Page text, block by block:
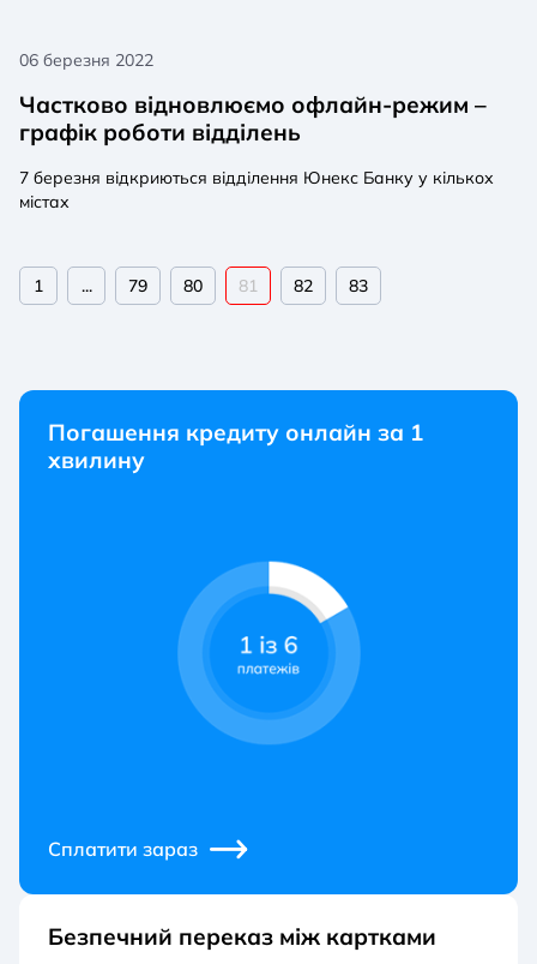
06 березня 2022
Частково відновлюємо офлайн-режим –
графік роботи відділень
7 березня відкриються відділення Юнекс Банку у кількох
містах
1 ... 79 80 81 82 83
Погашення кредиту онлайн за 1
хвилину
Сплатити зараз
Безпечний переказ між картками